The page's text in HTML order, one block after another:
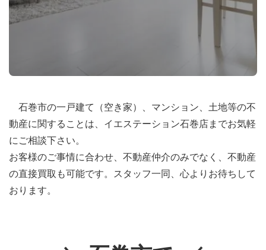
5．保有個人データに関する事項
メールお問合せフォームを使ってお客様からお問い合
6．個人情報の第三者提供
当社は、法令で許容される場合の他は、ご本人の事前
の同意を得ることなく、個人情報を第三者に提供する
ことはございません。
石巻市の一戸建て（空き家）、マンション、土地等の不
動産に関することは、イエステーション石巻店までお気軽
にご相談下さい。
お客様のご事情に合わせ、不動産仲介のみでなく、不動産
の直接買取も可能です。スタッフ一同、心よりお待ちして
おります。